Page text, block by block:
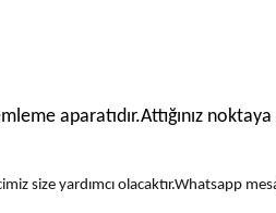
aparatıdır.Attığınız
size yardımcı olacaktır.Whatsapp